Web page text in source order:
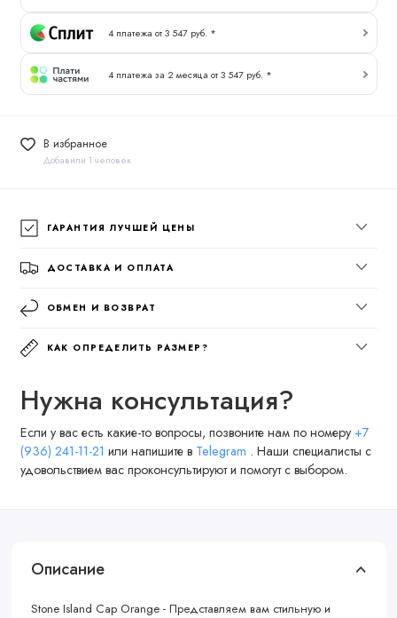
4 платежа от 3 547 руб. *
4 платежа за 2 месяца от 3 547 руб. *
В избранное
Добавили 1 человек
ГАРАНТИЯ ЛУЧШЕЙ ЦЕНЫ
ДОСТАВКА И ОПЛАТА
ОБМЕН И ВОЗВРАТ
КАК ОПРЕДЕЛИТЬ РАЗМЕР?
Нужна консультация?
Если у вас есть какие-то вопросы, позвоните нам по номеру +7
(936) 241-11-21 или напишите в Telegram . Наши специалисты с
удовольствием вас проконсультируют и помогут с выбором.
Описание
Stone Island Cap Orange - Представляем вам стильную и